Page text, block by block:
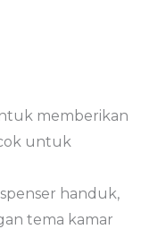
memberikan
untuk
handuk,
tema kamar